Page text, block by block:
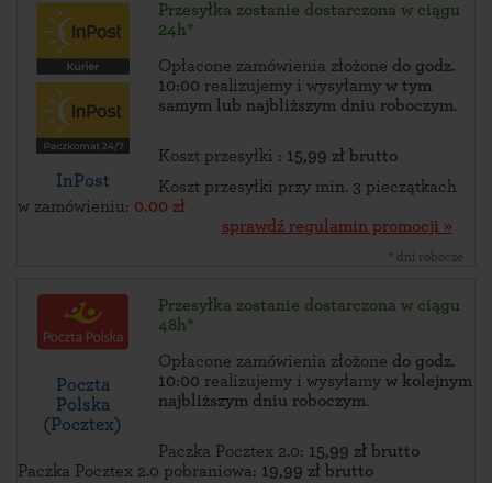
InPost
Przesyłka zostanie dostarczona w ciągu
24h*
Opłacone zamówienia złożone do godz.
10:00 realizujemy i wysyłamy w tym
samym lub najbliższym dniu roboczym.
Koszt przesyłki : 15,99 zł brutto
Koszt przesyłki przy min. 3 pieczątkach
w zamówieniu: 0.00 zł
sprawdź regulamin promocji »
* dni robocze
Poczta
Polska
(Pocztex)
Przesyłka zostanie dostarczona w ciągu
48h*
Opłacone zamówienia złożone do godz.
10:00 realizujemy i wysyłamy w kolejnym
najbliższym dniu roboczym.
Paczka Pocztex 2.0: 15,99 zł brutto
Paczka Pocztex 2.0 pobraniowa: 19,99 zł brutto